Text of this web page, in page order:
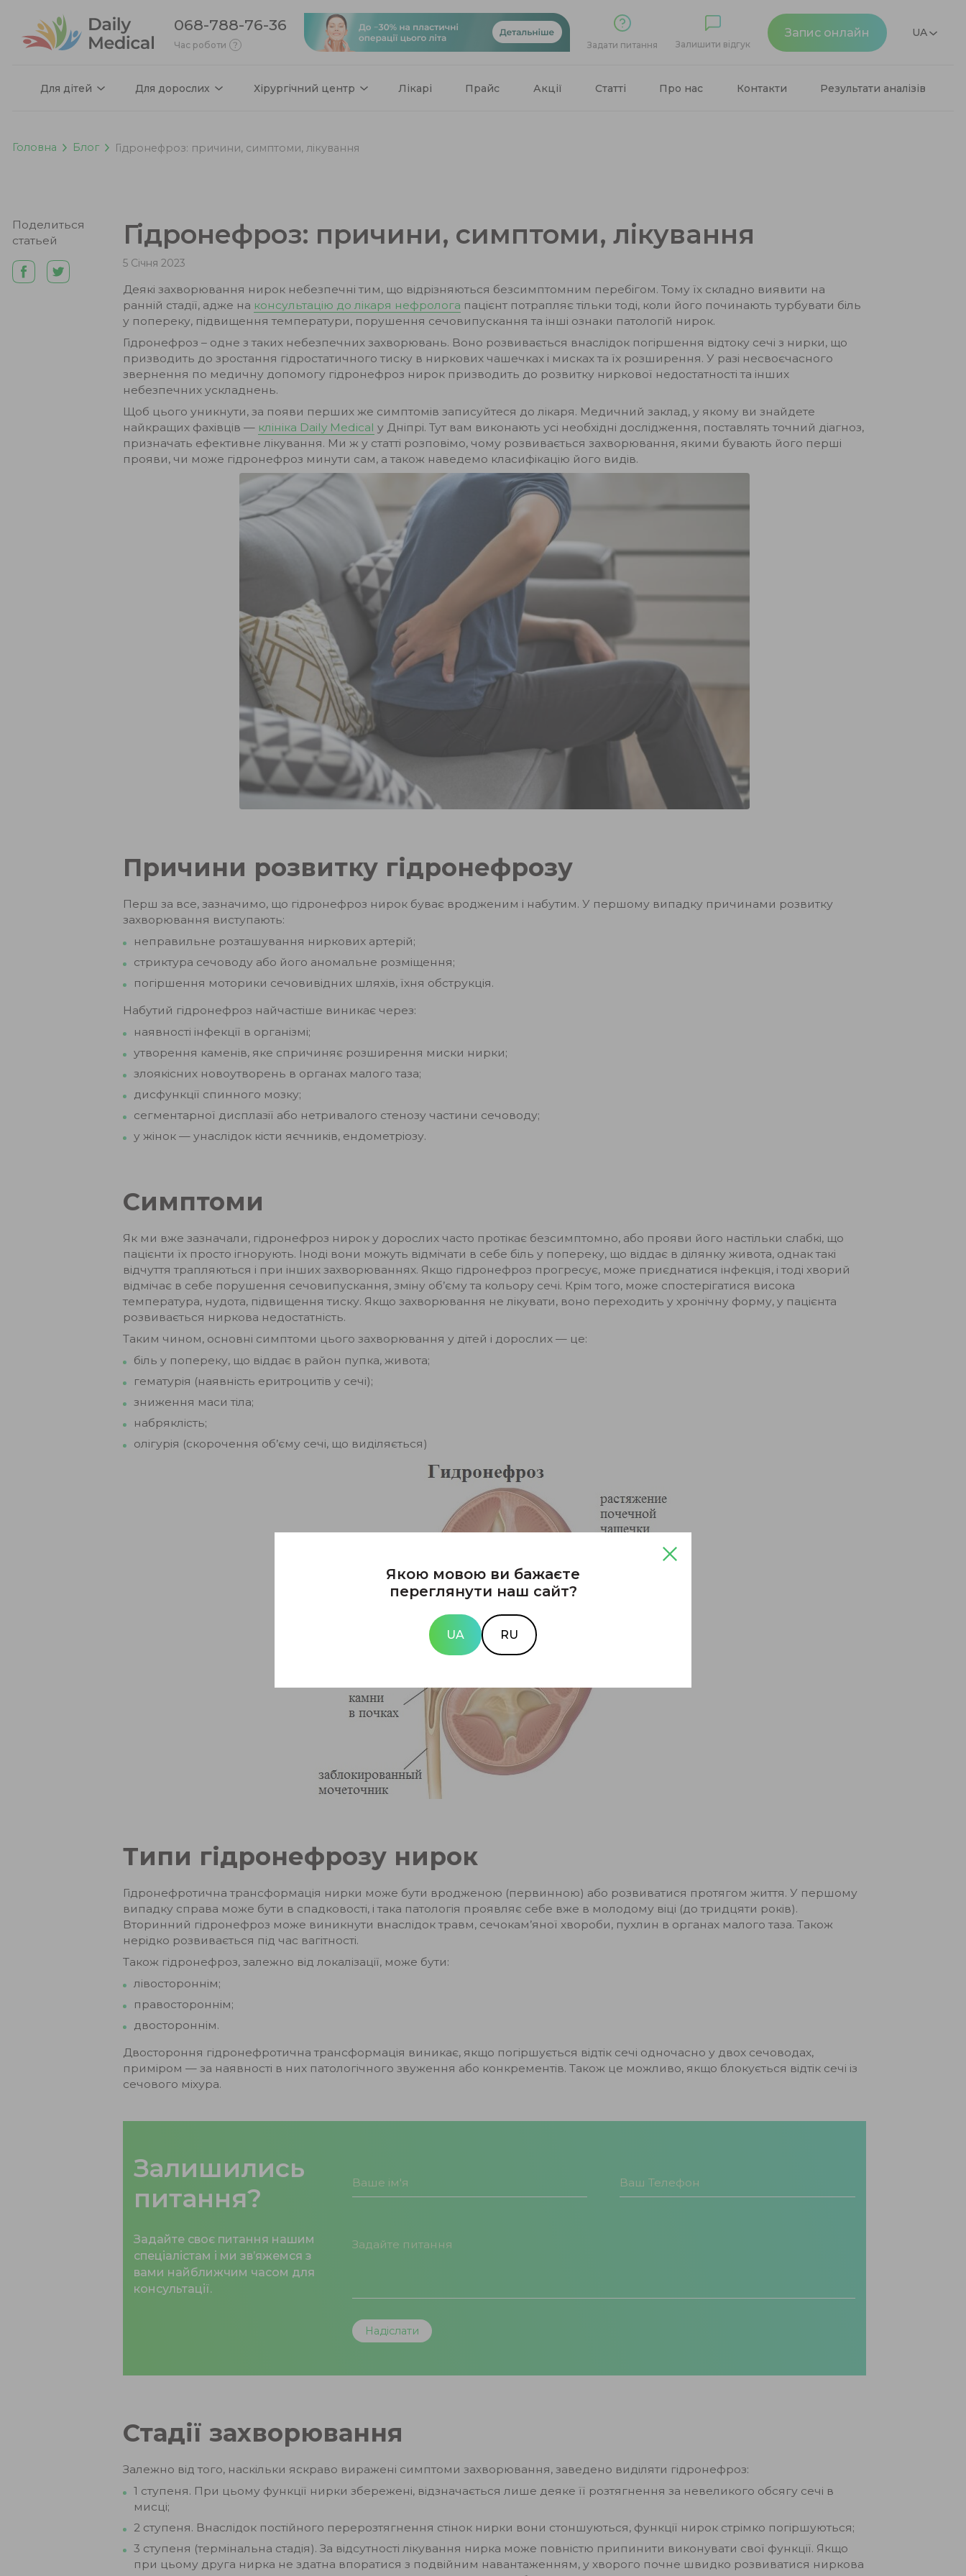
068-788-76-36
Час роботи Задати питання Залишити відгук
Запис онлайн UA
Для дітей Для дорослих Хірургічний центр Лікарі Прайс Акції Статті Про нас Контакти Результати аналізів
Головна Блог Гідронефроз: причини, симптоми, лікування
Поделиться
статьей
Гідронефроз: причини, симптоми, лікування
5 Січня 2023
Деякі захворювання нирок небезпечні тим, що відрізняються безсимптомним перебігом. Тому їх складно виявити на
ранній стадії, адже на консультацію до лікаря нефролога пацієнт потрапляє тільки тоді, коли його починають турбувати біль
у попереку, підвищення температури, порушення сечовипускання та інші ознаки патологій нирок.
Гідронефроз – одне з таких небезпечних захворювань. Воно розвивається внаслідок погіршення відтоку сечі з нирки, що
призводить до зростання гідростатичного тиску в ниркових чашечках і мисках та їх розширення. У разі несвоєчасного
звернення по медичну допомогу гідронефроз нирок призводить до розвитку ниркової недостатності та інших
небезпечних ускладнень.
Щоб цього уникнути, за появи перших же симптомів записуйтеся до лікаря. Медичний заклад, у якому ви знайдете
найкращих фахівців — клініка Daily Medical у Дніпрі. Тут вам виконають усі необхідні дослідження, поставлять точний діагноз,
призначать ефективне лікування. Ми ж у статті розповімо, чому розвивається захворювання, якими бувають його перші
прояви, чи може гідронефроз минути сам, а також наведемо класифікацію його видів.
Причини розвитку гідронефрозу
Перш за все, зазначимо, що гідронефроз нирок буває вродженим і набутим. У першому випадку причинами розвитку
захворювання виступають:
неправильне розташування ниркових артерій;
стриктура сечоводу або його аномальне розміщення;
погіршення моторики сечовивідних шляхів, їхня обструкція.
Набутий гідронефроз найчастіше виникає через:
наявності інфекції в організмі;
утворення каменів, яке спричиняє розширення миски нирки;
злоякісних новоутворень в органах малого таза;
дисфункції спинного мозку;
сегментарної дисплазії або нетривалого стенозу частини сечоводу;
у жінок — унаслідок кісти яєчників, ендометріозу.
Симптоми
Як ми вже зазначали, гідронефроз нирок у дорослих часто протікає безсимптомно, або прояви його настільки слабкі, що
пацієнти їх просто ігнорують. Іноді вони можуть відмічати в себе біль у попереку, що віддає в ділянку живота, однак такі
відчуття трапляються і при інших захворюваннях. Якщо гідронефроз прогресує, може приєднатися інфекція, і тоді хворий
відмічає в себе порушення сечовипускання, зміну об’єму та кольору сечі. Крім того, може спостерігатися висока
температура, нудота, підвищення тиску. Якщо захворювання не лікувати, воно переходить у хронічну форму, у пацієнта
розвивається ниркова недостатність.
Таким чином, основні симптоми цього захворювання у дітей і дорослих — це:
біль у попереку, що віддає в район пупка, живота;
гематурія (наявність еритроцитів у сечі);
зниження маси тіла;
набряклість;
олігурія (скорочення об’єму сечі, що виділяється)
Типи гідронефрозу нирок
Гідронефротична трансформація нирки може бути вродженою (первинною) або розвиватися протягом життя. У першому
випадку справа може бути в спадковості, і така патологія проявляє себе вже в молодому віці (до тридцяти років).
Вторинний гідронефроз може виникнути внаслідок травм, сечокам’яної хвороби, пухлин в органах малого таза. Також
нерідко розвивається під час вагітності.
Також гідронефроз, залежно від локалізації, може бути:
лівостороннім;
правостороннім;
двостороннім.
Двостороння гідронефротична трансформація виникає, якщо погіршується відтік сечі одночасно у двох сечоводах,
приміром — за наявності в них патологічного звуження або конкрементів. Також це можливо, якщо блокується відтік сечі із
сечового міхура.
Залишились
питання?
Задайте своє питання нашим
спеціалістам і ми зв’яжемся з
вами найближчим часом для
консультації.
Стадії захворювання
Залежно від того, наскільки яскраво виражені симптоми захворювання, заведено виділяти гідронефроз:
1 ступеня. При цьому функції нирки збережені, відзначається лише деяке її розтягнення за невеликого обсягу сечі в
мисці;
2 ступеня. Внаслідок постійного перерозтягнення стінок нирки вони стоншуються, функції нирок стрімко погіршуються;
3 ступеня (термінальна стадія). За відсутності лікування нирка може повністю припинити виконувати свої функції. Якщо
при цьому друга нирка не здатна впоратися з подвійним навантаженням, у хворого почне швидко розвиватися ниркова
Якою мовою ви бажаєте
переглянути наш сайт?
UA RU